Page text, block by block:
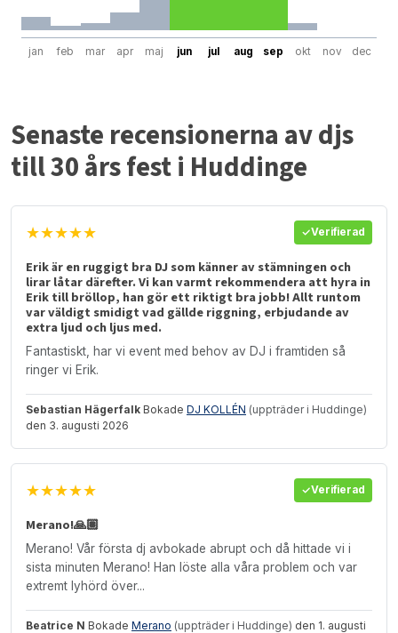
jan feb mar apr maj jun jul aug sep okt nov dec
Senaste recensionerna av djs
till 30 års fest i Huddinge
★★★★★ Verifierad
Erik är en ruggigt bra DJ som känner av stämningen och
lirar låtar därefter. Vi kan varmt rekommendera att hyra in
Erik till bröllop, han gör ett riktigt bra jobb! Allt runtom
var väldigt smidigt vad gällde riggning, erbjudande av
extra ljud och ljus med.
Fantastiskt, har vi event med behov av DJ i framtiden så
ringer vi Erik.
Sebastian Hägerfalk Bokade DJ KOLLÉN (uppträder i Huddinge)
den 3. augusti 2026
★★★★★ Verifierad
Merano!🙏🏽
Merano! Vår första dj avbokade abrupt och då hittade vi i
sista minuten Merano! Han löste alla våra problem och var
extremt lyhörd över...
Beatrice N Bokade Merano (uppträder i Huddinge) den 1. augusti